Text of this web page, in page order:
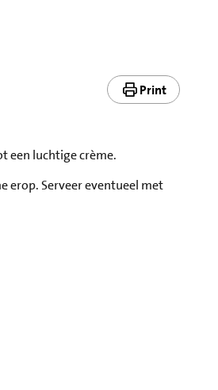
Print
een luchtige crème.
erop. Serveer eventueel met